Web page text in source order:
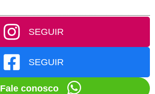
SEGUIR
SEGUIR
Fale conosco